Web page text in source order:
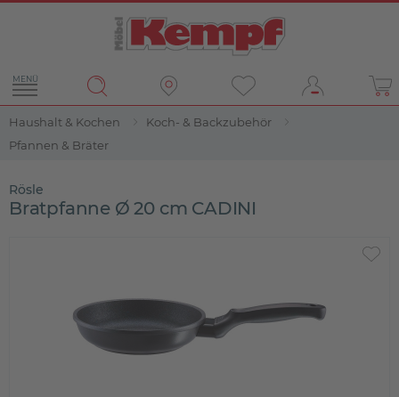
MENÜ
Haushalt & Kochen
Koch- & Backzubehör
Pfannen & Bräter
Rösle
Bratpfanne Ø 20 cm CADINI